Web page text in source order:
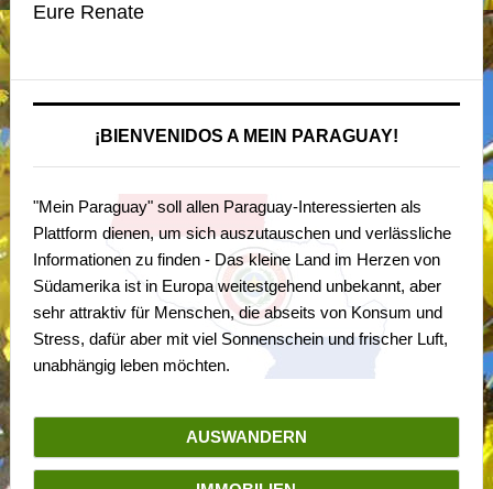
Eure Renate
¡BIENVENIDOS A MEIN PARAGUAY!
"Mein Paraguay" soll allen Paraguay-Interessierten als
Plattform dienen, um sich auszutauschen und verlässliche
Informationen zu finden - Das kleine Land im Herzen von
Südamerika ist in Europa weitestgehend unbekannt, aber
sehr attraktiv für Menschen, die abseits von Konsum und
Stress, dafür aber mit viel Sonnenschein und frischer Luft,
unabhängig leben möchten.
AUSWANDERN